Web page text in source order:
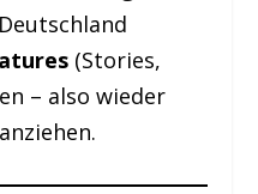
(Stories,
– also wieder